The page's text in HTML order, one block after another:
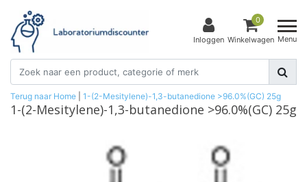
Inloggen
0
Winkelwagen Menu
Terug naar Home 1-(2-Mesitylene)-1,3-butanedione >96.0%(GC) 25g
1-(2-Mesitylene)-1,3-butanedione >96.0%(GC) 25g